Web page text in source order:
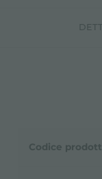
Codice